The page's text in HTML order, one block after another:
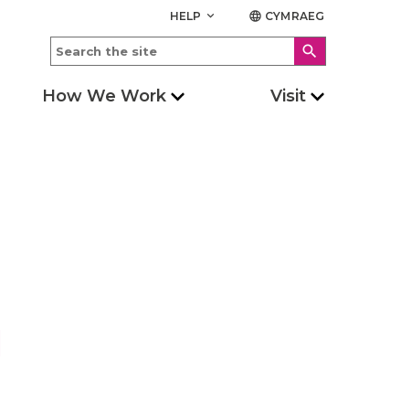
HELP keyboard_arrow_down language CYMRAEG
search
How We Work Visit